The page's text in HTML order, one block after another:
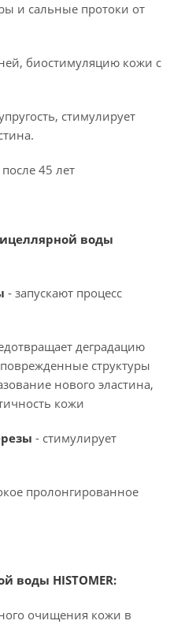
и сальные протоки от
биостимуляцию кожи с
стимулирует
45 лет
воды
- запускают процесс
деградацию
структуры
нового эластина,
кожи
- стимулирует
пролонгированное
воды HISTOMER:
очищения кожи в